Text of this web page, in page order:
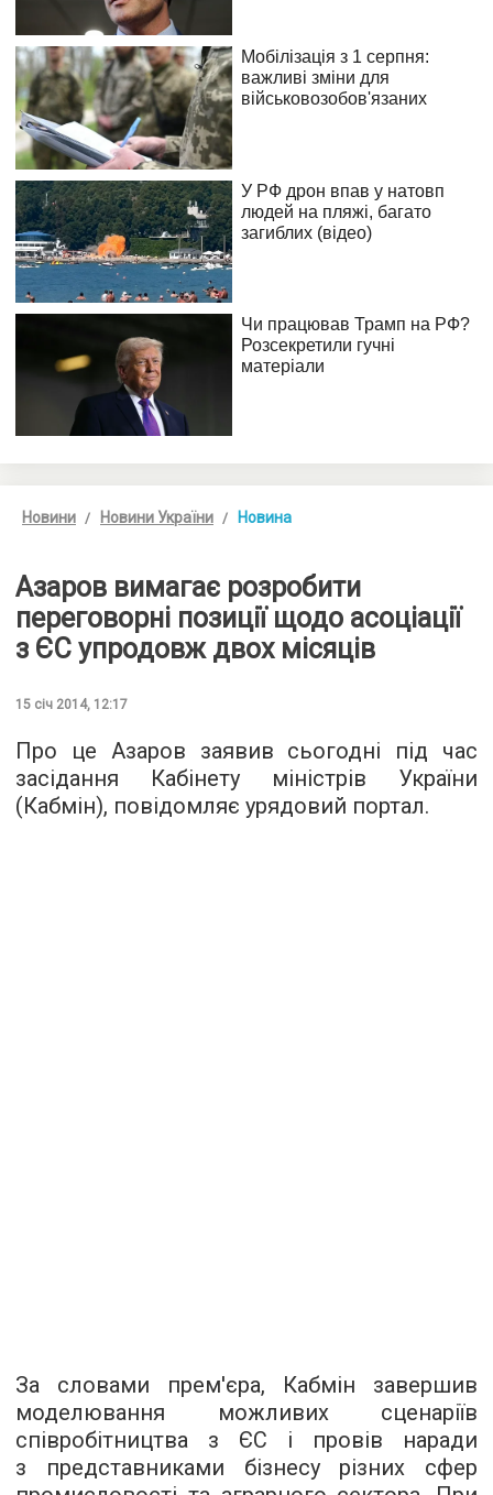
Новини Новини України Новина
Азаров вимагає розробити
переговорні позиції щодо асоціації
з ЄС упродовж двох місяців
15 січ 2014, 12:17
Про це Азаров заявив сьогодні під час
засідання Кабінету міністрів України
(Кабмін), повідомляє урядовий портал.
За словами прем'єра, Кабмін завершив
моделювання можливих сценаріїв
співробітництва з ЄС і провів наради
з представниками бізнесу різних сфер